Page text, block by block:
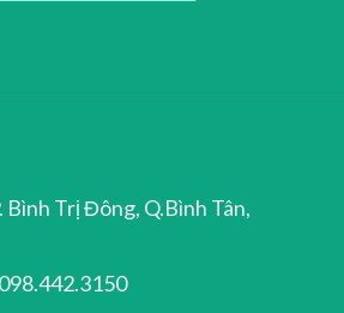
Bình Trị Đông, Q.Bình Tân,